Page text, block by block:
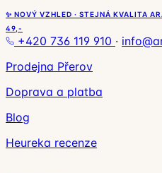
✨ NOVÝ VZHLED · STEJNÁ KVALITA
49,-
+420 736 119 910 ·
Prodejna Přerov
Doprava a platba
Blog
Heureka recenze